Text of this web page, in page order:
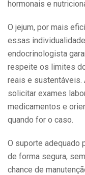
hormonais e
O jejum, por mais
essas
endocrinologista
respeite os limites
reais e
solicitar exames
medicamentos e
quando for o caso.
O suporte adequado
de forma segura,
chance de